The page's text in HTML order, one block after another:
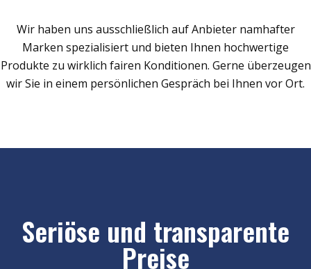
Wir haben uns ausschließlich auf Anbieter namhafter
Marken spezialisiert und bieten Ihnen hochwertige
Produkte zu wirklich fairen Konditionen. Gerne überzeugen
wir Sie in einem persönlichen Gespräch bei Ihnen vor Ort.
Seriöse und transparente
Preise